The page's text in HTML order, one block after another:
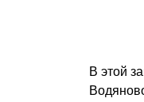
В этой